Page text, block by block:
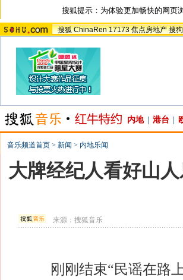
搜狐提示：为体验更加畅快的网页
搜狐 ChinaRen 17173 焦点房地产 搜狗
内地 港台
音乐频道首页 > 新闻 > 内地乐闻
大牌经纪人看好山
来源：搜狐音乐
刚刚结束“民谣在路上